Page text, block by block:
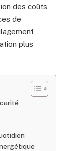
des coûts
de
plus